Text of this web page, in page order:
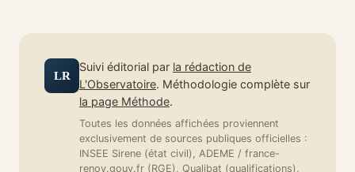
LR
Suivi éditorial par la rédaction de
L'Observatoire. Méthodologie complète sur
la page Méthode.
Toutes les données affichées proviennent
exclusivement de sources publiques officielles :
INSEE Sirene (état civil), ADEME / france-
renov.gouv.fr (RGE), Qualibat (qualifications),